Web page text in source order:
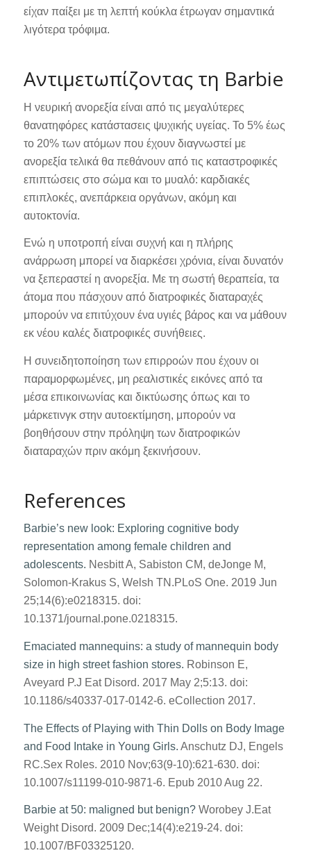
είχαν παίξει με τη λεπτή κούκλα έτρωγαν σημαντικά
λιγότερα τρόφιμα.
Αντιμετωπίζοντας τη Barbie
Η νευρική ανορεξία είναι από τις μεγαλύτερες
θανατηφόρες κατάστασεις ψυχικής υγείας. Το 5% έως
το 20% των ατόμων που έχουν διαγνωστεί με
ανορεξία τελικά θα πεθάνουν από τις καταστροφικές
επιπτώσεις στο σώμα και το μυαλό: καρδιακές
επιπλοκές, ανεπάρκεια οργάνων, ακόμη και
αυτοκτονία.
Ενώ η υποτροπή είναι συχνή και η πλήρης
ανάρρωση μπορεί να διαρκέσει χρόνια, είναι δυνατόν
να ξεπεραστεί η ανορεξία. Με τη σωστή θεραπεία, τα
άτομα που πάσχουν από διατροφικές διαταραχές
μπορούν να επιτύχουν ένα υγιές βάρος και να μάθουν
εκ νέου καλές διατροφικές συνήθειες.
Η συνειδητοποίηση των επιρροών που έχουν οι
παραμορφωμένες, μη ρεαλιστικές εικόνες από τα
μέσα επικοινωνίας και δικτύωσης όπως και το
μάρκετινγκ στην αυτοεκτίμηση, μπορούν να
βοηθήσουν στην πρόληψη των διατροφικών
διαταραχών πριν ακόμη ξεκινήσουν.
References
Barbie’s new look: Exploring cognitive body
representation among female children and
adolescents. Nesbitt A, Sabiston CM, deJonge M,
Solomon-Krakus S, Welsh TN.PLoS One. 2019 Jun
25;14(6):e0218315. doi:
10.1371/journal.pone.0218315.
Emaciated mannequins: a study of mannequin body
size in high street fashion stores. Robinson E,
Aveyard P.J Eat Disord. 2017 May 2;5:13. doi:
10.1186/s40337-017-0142-6. eCollection 2017.
The Effects of Playing with Thin Dolls on Body Image
and Food Intake in Young Girls. Anschutz DJ, Engels
RC.Sex Roles. 2010 Nov;63(9-10):621-630. doi:
10.1007/s11199-010-9871-6. Epub 2010 Aug 22.
Barbie at 50: maligned but benign? Worobey J.Eat
Weight Disord. 2009 Dec;14(4):e219-24. doi:
10.1007/BF03325120.